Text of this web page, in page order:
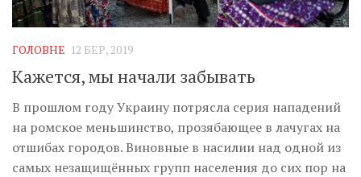
ГОЛОВНЕ 12 БЕР, 2019
Кажется, мы начали забывать
В прошлом году Украину потрясла серия нападений
на ромское меньшинство, прозябающее в лачугах на
отшибах городов. Виновные в насилии над одной из
самых незащищённых групп населения до сих пор на